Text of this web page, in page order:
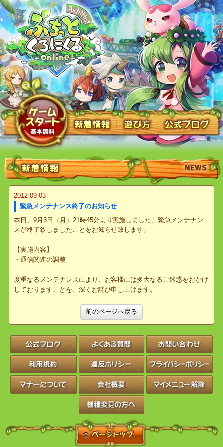
2012-09-03
緊急メンテナンス終了のお知らせ
本日、9月3日（月）21時45分より実施しました、緊急メンテナン
スが終了致しましたことをお知らせ致します。
・通信関連の調整
しておりますことを、深くお詫び申し上げます。
前のページへ戻る